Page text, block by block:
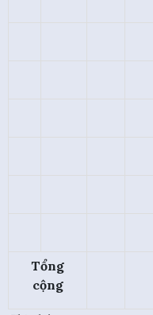
Tổng
cộng